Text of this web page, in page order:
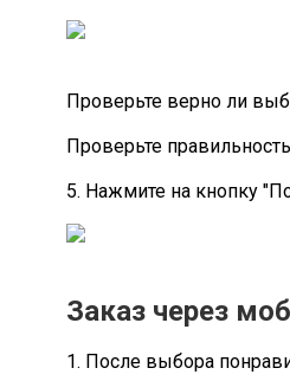
Проверьте верно ли
Проверьте
5. Нажмите на кнопку
Заказ через
1. После выбора